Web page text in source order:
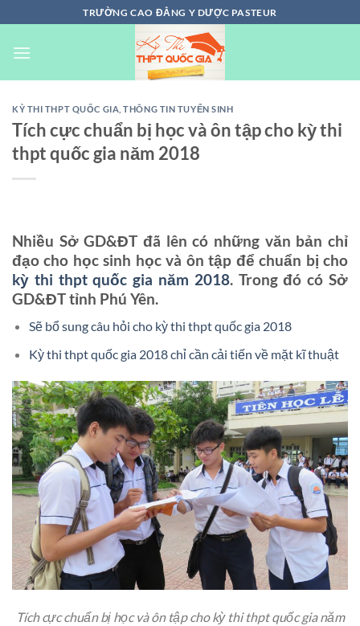
đến
nội
TRƯỜNG CAO ĐẲNG Y DƯỢC PASTEUR
KỲ THI THPT QUỐC GIA ,THÔNG TIN TUYỂN SINH
Tích cực chuẩn bị học và ôn tập cho kỳ thi
thpt quốc gia năm 2018
Nhiều Sở GD&ĐT đã lên có những văn bản chỉ
đạo cho học sinh học và ôn tập để chuẩn bị cho
kỳ thi thpt quốc gia năm 2018. Trong đó có Sở
GD&ĐT tỉnh Phú Yên.
Sẽ bổ sung câu hỏi cho kỳ thi thpt quốc gia 2018
Kỳ thi thpt quốc gia 2018 chỉ cần cải tiến về mặt kĩ thuật
Tích cực chuẩn bị học và ôn tập cho kỳ thi thpt quốc gia năm